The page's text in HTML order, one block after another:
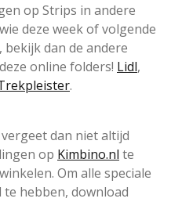
op Strips in andere
deze week of volgende
dan de andere
online folders! Lidl,
.
dan niet altijd
op Kimbino.nl te
Om alle speciale
hebben, download